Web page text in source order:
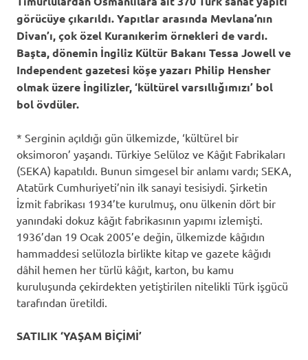
görücüye çıkarıldı. Yapıtlar arasında Mevlana’nın
Divan’ı, çok özel Kuranıkerim örnekleri de vardı.
Başta, dönemin İngiliz Kültür Bakanı Tessa Jowell ve
Independent gazetesi köşe yazarı Philip Hensher
olmak üzere İngilizler, ‘kültürel varsıllığımızı’ bol
bol övdüler.
* Serginin açıldığı gün ülkemizde, ‘kültürel bir
oksimoron’ yaşandı. Türkiye Selüloz ve Kâğıt Fabrikaları
(SEKA) kapatıldı. Bunun simgesel bir anlamı vardı; SEKA,
Atatürk Cumhuriyeti’nin ilk sanayi tesisiydi. Şirketin
İzmit fabrikası 1934’te kurulmuş, onu ülkenin dört bir
yanındaki dokuz kâğıt fabrikasının yapımı izlemişti.
1936’dan 19 Ocak 2005’e değin, ülkemizde kâğıdın
hammaddesi selülozla birlikte kitap ve gazete kâğıdı
dâhil hemen her türlü kâğıt, karton, bu kamu
kuruluşunda çekirdekten yetiştirilen nitelikli Türk işgücü
tarafından üretildi.
SATILIK ‘YAŞAM BİÇİMİ’